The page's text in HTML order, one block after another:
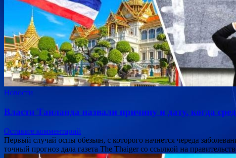
Новости
Власти Таиланда назвали причину и дату, когда
Оставьте комментарий
Первый случай оспы обезьян, с которого начнется череда
точный прогноз дала газета The Thaiger со ссылкой на